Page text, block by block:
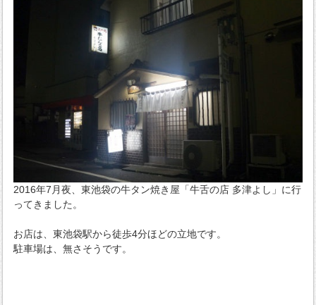
2016年7月夜、東池袋の牛タン焼き屋「牛舌の店 多津よし」に行
ってきました。
お店は、東池袋駅から徒歩4分ほどの立地です。
駐車場は、無さそうです。